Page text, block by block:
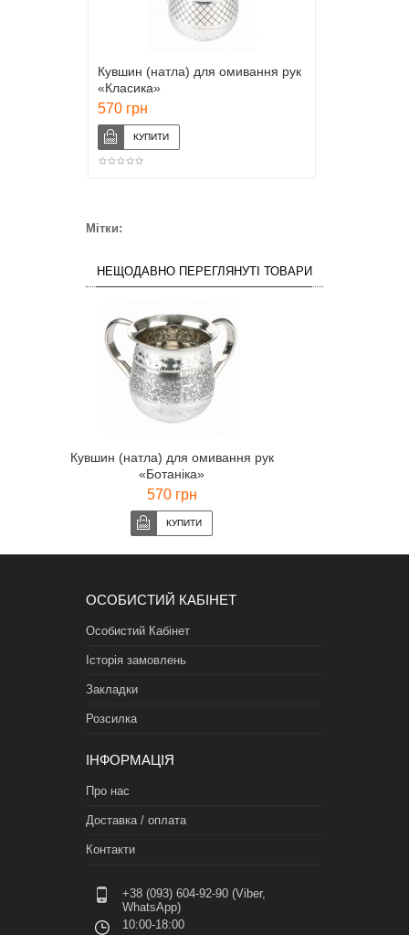
Кувшин (натла) для омивання рук
«Класика»
570 грн
Мітки:
НЕЩОДАВНО ПЕРЕГЛЯНУТІ ТОВАРИ
Кувшин (натла) для омивання рук
«Ботаніка»
570 грн
ОСОБИСТИЙ КАБІНЕТ
Особистий Кабінет
Історія замовлень
Закладки
Розсилка
ІНФОРМАЦІЯ
Про нас
Доставка / оплата
Контакти
+38 (093) 604-92-90 (Viber,
WhatsApp)
10:00-18:00